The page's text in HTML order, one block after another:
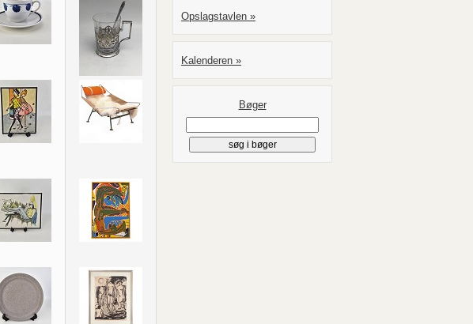
Opslagstavlen »
Kalenderen »
Bøger